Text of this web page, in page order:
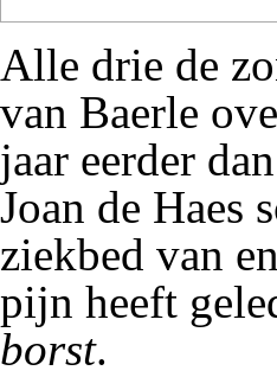
Alle drie de
van Baerle
jaar eerder
Joan de Haes
ziekbed van
pijn heeft
borst.